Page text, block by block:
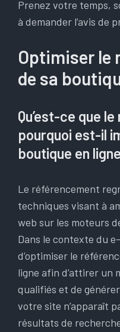
Prenez votre temps,
à demander l’avis de
Optimiser le
de sa
Qu’est-ce que
pourquoi est-il
boutique en
Le référencement
techniques visant à
web sur les moteurs
Dans le contexte du
d’optimiser le
ligne afin d’attirer un
qualifiés et de
votre site n’apparaît
résultats de